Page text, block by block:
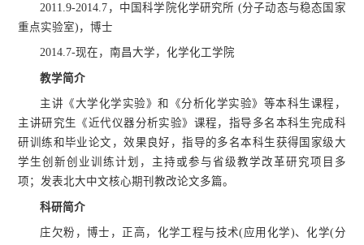
2011.9-2014.7，中国科学院化学研究所 (分子动态与稳态国家
重点实验室)，博士
2014.7-现在，南昌大学，化学化工学院
教学简介
主讲《大学化学实验》和《分析化学实验》等本科生课程，
主讲研究生《近代仪器分析实验》课程，指导多名本科生完成科
研训练和毕业论文，效果良好，指导的多名本科生获得国家级大
学生创新创业训练计划，主持或参与省级教学改革研究项目多
项；发表北大中文核心期刊教改论文多篇。
科研简介
庄欠粉，博士，正高，化学工程与技术(应用化学)、化学(分